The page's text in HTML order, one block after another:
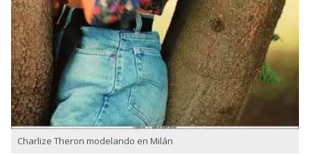
Charlize Theron modelando en Milán